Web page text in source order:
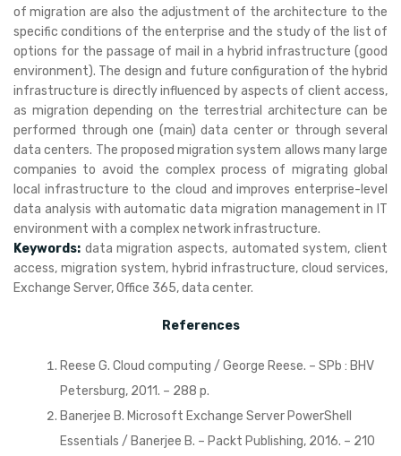
of migration are also the adjustment of the architecture to the
specific conditions of the enterprise and the study of the list of
options for the passage of mail in a hybrid infrastructure (good
environment). The design and future configuration of the hybrid
infrastructure is directly influenced by aspects of client access,
as migration depending on the terrestrial architecture can be
performed through one (main) data center or through several
data centers. The proposed migration system allows many large
companies to avoid the complex process of migrating global
local infrastructure to the cloud and improves enterprise-level
data analysis with automatic data migration management in IT
environment with a complex network infrastructure.
Keywords: data migration aspects, automated system, client
access, migration system, hybrid infrastructure, cloud services,
Exchange Server, Office 365, data center.
References
Reese G. Cloud computing / George Reese. – SPb : BHV
Petersburg, 2011. – 288 p.
Banerjee B. Microsoft Exchange Server PowerShell
Essentials / Banerjee B. – Packt Publishing, 2016. – 210